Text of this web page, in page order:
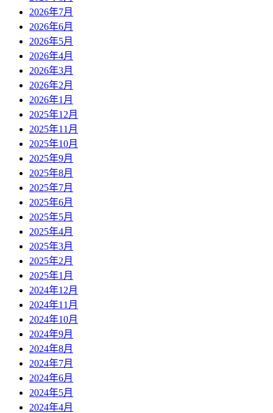
2026年7月
2026年6月
2026年5月
2026年4月
2026年3月
2026年2月
2026年1月
2025年12月
2025年11月
2025年10月
2025年9月
2025年8月
2025年7月
2025年6月
2025年5月
2025年4月
2025年3月
2025年2月
2025年1月
2024年12月
2024年11月
2024年10月
2024年9月
2024年8月
2024年7月
2024年6月
2024年5月
2024年4月